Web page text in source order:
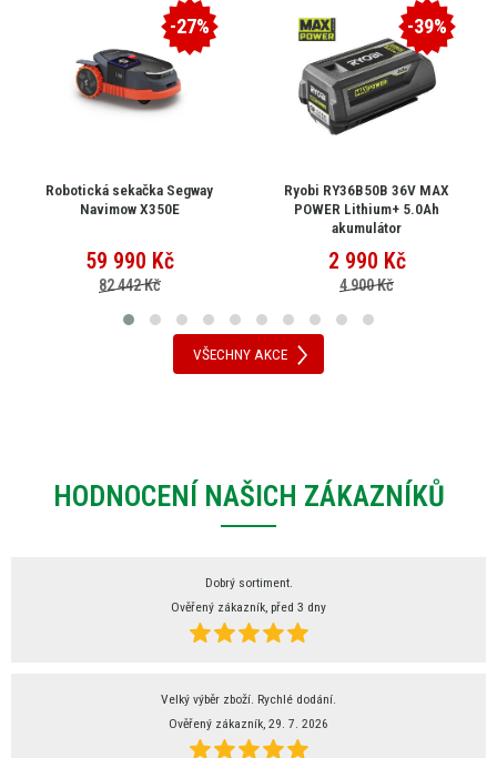
-27%
Robotická sekačka Segway
Navimow X350E
59 990 Kč
82 442 Kč
-39%
Ryobi RY36B50B 36V MAX
POWER Lithium+ 5.0Ah
akumulátor
2 990 Kč
4 900 Kč
VŠECHNY AKCE
HODNOCENÍ NAŠICH ZÁKAZNÍKŮ
Dobrý sortiment.
Ověřený zákazník, před 3 dny
Velký výběr zboží. Rychlé dodání.
Ověřený zákazník, 29. 7. 2026